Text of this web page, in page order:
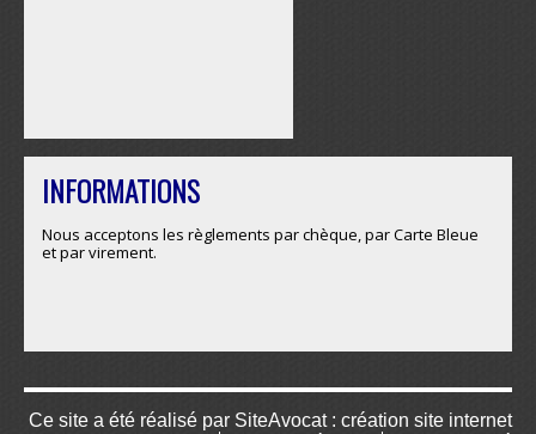
INFORMATIONS
Nous acceptons les règlements par chèque, par Carte Bleue
et par virement.
Ce site a été réalisé par SiteAvocat : création site internet